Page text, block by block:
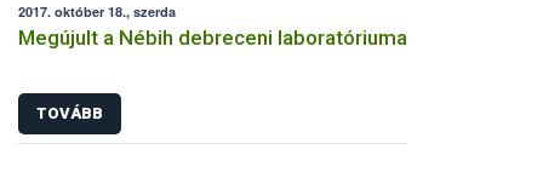
biztonsági kockázatok csökkentése érdekében kerül sor.
2017. október 18., szerda
Megújult a Nébih debreceni laboratóriuma
TOVÁBB